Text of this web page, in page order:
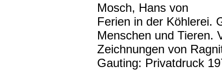
Mosch, Hans von
Ferien in der Köhlerei.
Menschen und Tieren.
Zeichnungen von
Gauting: Privatdruck